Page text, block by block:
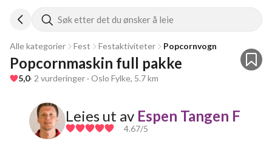
Søk etter det du ønsker å leie
Alle kategorier Fest Festaktiviteter Popcornvogn
Popcornmaskin full pakke
5,0· 2 vurderinger · Oslo Fylke, 5.7 km
Leies ut av Espen Tangen F
4.67/5